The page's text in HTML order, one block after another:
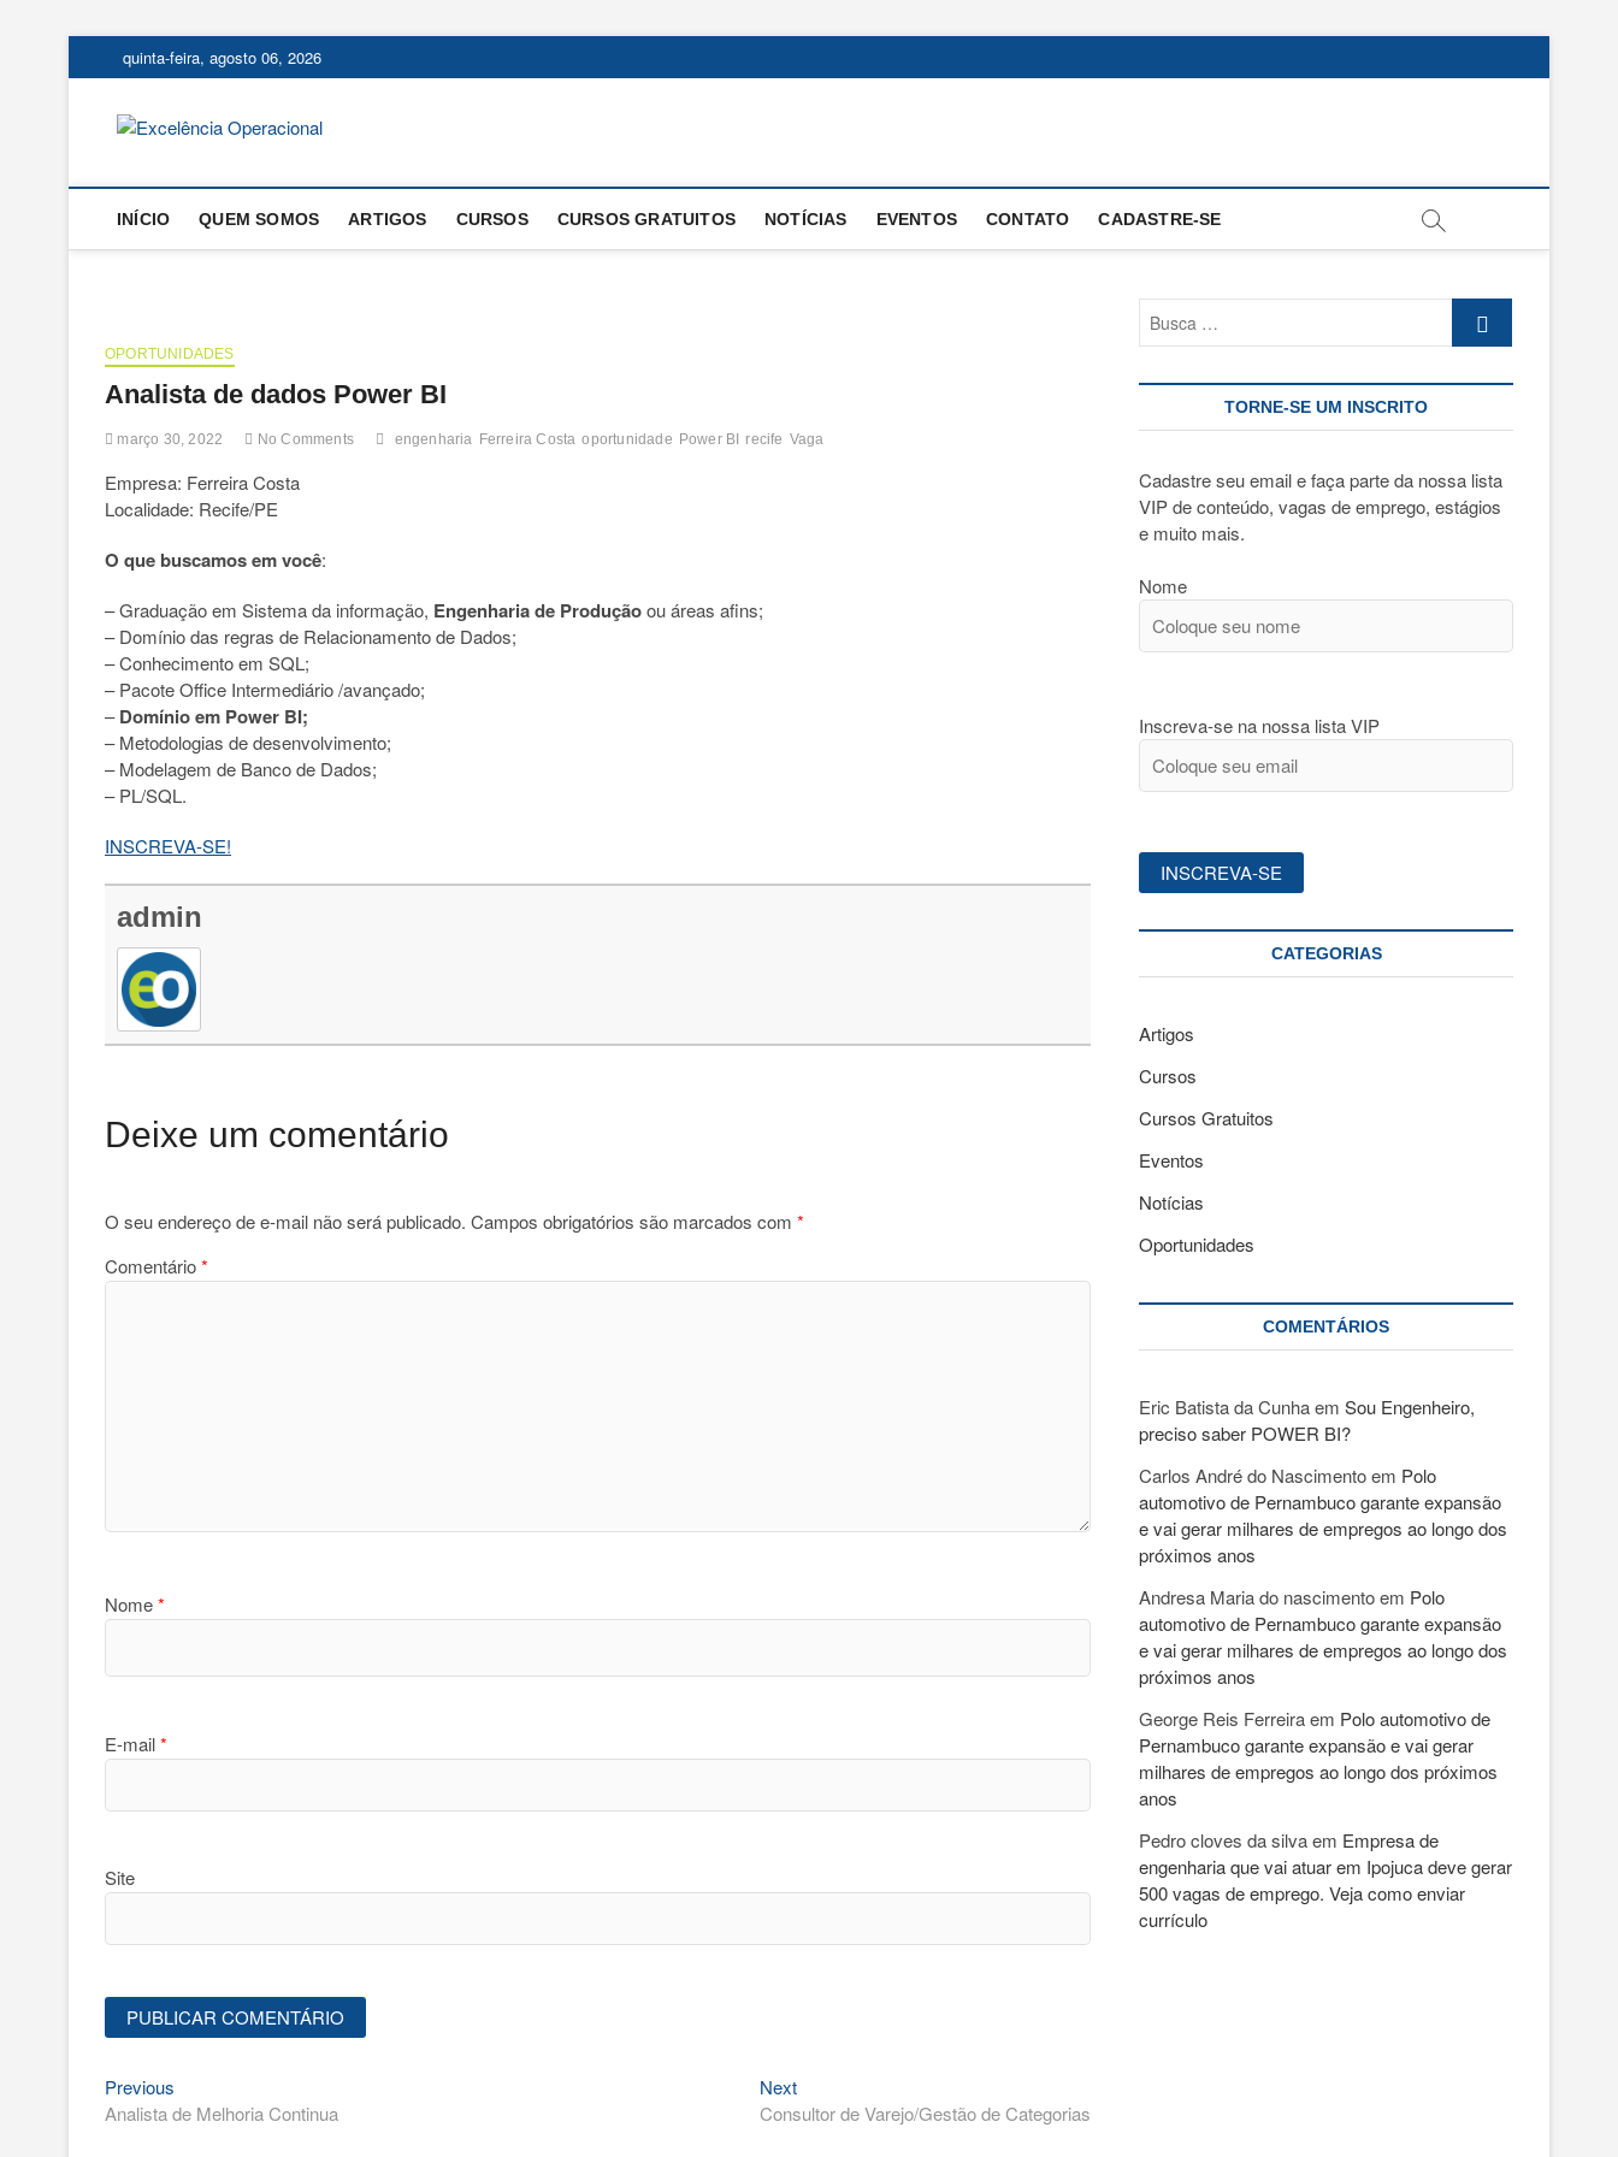
to
quinta-feira, agosto 06, 2026
INÍCIO QUEM SOMOS ARTIGOS CURSOS CURSOS GRATUITOS NOTÍCIAS EVENTOS CONTATO CADASTRE-SE
OPORTUNIDADES
Analista de dados Power BI
março 30, 2022 No Comments engenharia Ferreira Costa oportunidade Power BI recife Vaga
Empresa: Ferreira Costa
Localidade: Recife/PE
O que buscamos em você:
– Graduação em Sistema da informação, Engenharia de Produçãoou áreas afins;
– Domínio das regras de Relacionamento de Dados;
– Conhecimento em SQL;
– Pacote Office Intermediário /avançado;
–Domínio em Power BI;
– Metodologias de desenvolvimento;
– Modelagem de Banco de Dados;
– PL/SQL.
INSCREVA-SE!
admin
Deixe um comentário
O seu endereço de e-mail não será publicado. Campos obrigatórios são marcados com *
Comentário*
Nome*
E-mail*
Site
Navegação
de
Previous
post:
Analista de Melhoria Continua
NextNext
post:
Consultor de Varejo/Gestão de Categorias
TORNE-SE UM INSCRITO
Cadastre seu email e faça parte da nossa lista
VIP de conteúdo, vagas de emprego, estágios
e muito mais.
Nome
Inscreva-se na nossa lista VIP
CATEGORIAS
Artigos
Cursos
Cursos Gratuitos
Eventos
Notícias
Oportunidades
COMENTÁRIOS
Eric Batista da Cunhaem Sou Engenheiro,
preciso saber POWER BI?
Carlos André do Nascimentoem Polo
automotivo de Pernambuco garante expansão
e vai gerar milhares de empregos ao longo dos
próximos anos
Andresa Maria do nascimentoem Polo
automotivo de Pernambuco garante expansão
e vai gerar milhares de empregos ao longo dos
próximos anos
George Reis Ferreiraem Polo automotivo de
Pernambuco garante expansão e vai gerar
milhares de empregos ao longo dos próximos
anos
Pedro cloves da silvaem Empresa de
engenharia que vai atuar em Ipojuca deve gerar
500 vagas de emprego. Veja como enviar
currículo